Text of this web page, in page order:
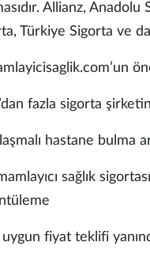
Allianz,
Türkiye Sigorta ve
fazla sigorta
hastane bulma
sağlık
fiyat teklifi